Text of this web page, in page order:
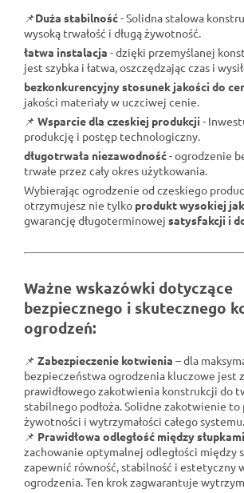
📌Duża stabilność- Solidna stalowa
wysoką trwałość i długą żywotność.
łatwa instalacja - dzięki przemyślanej
jest szybka i łatwa, oszczędzając czas i
bezkonkurencyjny stosunek jakości do
jakości materiały w uczciwej cenie.
📌 Wsparcie dla czeskiej produkcji -
produkcję i postęp technologiczny.
długotrwała niezawodność- ogrodzenie
trwałe przez cały okres użytkowania.
Wybierając ogrodzenie od czeskiego
otrzymujesz nie tylko produkt wysokiej
gwarancję długoterminowej satysfakcji i
Ważne wskazówki dotyczące
bezpiecznego i skutecznego
ogrodzeń:
📌 Zabezpieczenie kotwienia – dla
bezpieczeństwa ogrodzenia kluczowe jest
prawidłowego zakotwienia konstrukcji do
stabilnego podłoża. Solidne zakotwienie to
żywotności i wytrzymałości całego systemu.
📌 Prawidłowa odległość między słupkami
zachowanie optymalnej odległości między
zapewnić równość, stabilność i estetyczny
ogrodzenia. Ten krok zagwarantuje